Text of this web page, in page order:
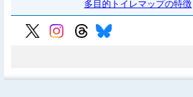
多目的トイレマップの特徴